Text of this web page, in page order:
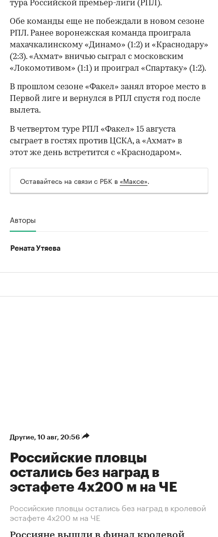
тура Российской премьер-лиги (РПЛ).
Обе команды еще не побеждали в новом сезоне
РПЛ. Ранее воронежская команда проиграла
махачкалинскому «Динамо» (1:2) и «Краснодару»
(2:3). «Ахмат» вничью сыграл с московским
«Локомотивом» (1:1) и проиграл «Спартаку» (1:2).
В прошлом сезоне «Факел» занял второе место в
Первой лиге и вернулся в РПЛ спустя год после
вылета.
В четвертом туре РПЛ «Факел» 15 августа
сыграет в гостях против ЦСКА, а «Ахмат» в
этот же день встретится с «Краснодаром».
Оставайтесь на связи с РБК в «Максе».
Авторы
Рената Утяева
Другие⁠, 10 авг, 20:56
Российские пловцы
остались без наград в
эстафете 4х200 м на ЧЕ
Российские пловцы остались без наград в кролевой
эстафете 4х200 м на ЧЕ